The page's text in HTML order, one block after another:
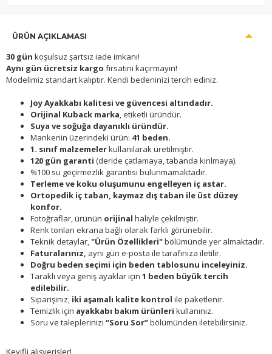
ÜRÜN AÇIKLAMASI
30 gün koşulsuz şartsız iade imkanı!
Aynı gün ücretsiz kargo fırsatını kaçırmayın!
Modelimiz standart kalıptır. Kendi bedeninizi tercih ediniz.
Joy Ayakkabı kalitesi ve güvencesi altındadır.
Orijinal Kuback marka, etiketli üründür.
Suya ve soğuğa dayanıklı üründür.
Mankenin üzerindeki ürün: 41 beden.
1. sınıf malzemelerkullanılarak üretilmiştir.
120 gün garanti (deride çatlamaya, tabanda kırılmaya).
%100 su geçirmezlik garantisi bulunmamaktadır.
Terleme ve koku oluşumunu engelleyen iç astar.
Ortopedik iç taban, kaymaz dış taban ile üst düzey
konfor.
Fotoğraflar, ürünün orijinal haliyle çekilmiştir.
Renk tonları ekrana bağlı olarak farklı görünebilir.
Teknik detaylar,"Ürün Özellikleri"bölümünde yer almaktadır.
Faturalarınız, aynı gün e-posta ile tarafınıza iletilir.
Doğru beden seçimi için beden tablosunu inceleyiniz.
Taraklı veya geniş ayaklar için 1 beden büyük tercih
edilebilir.
Siparişiniz, iki aşamalı kalite kontrol ile paketlenir.
Temizlik için ayakkabı bakım ürünleri kullanınız.
Soru ve taleplerinizi “Soru Sor”bölümünden iletebilirsiniz.